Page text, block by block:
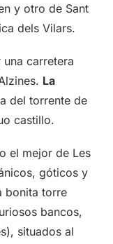
y otro de Sant
dels Vilars.
carretera
La
del torrente de
castillo.
el mejor de Les
góticos y
bonita torre
bancos,
situados al